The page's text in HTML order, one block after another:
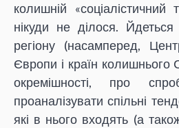
колишній «соціалістичний
нікуди не ділося.
регіону (насамперед,
Європи і країн колишнього
окремішності, про
проаналізувати спільні
які в нього входять (а